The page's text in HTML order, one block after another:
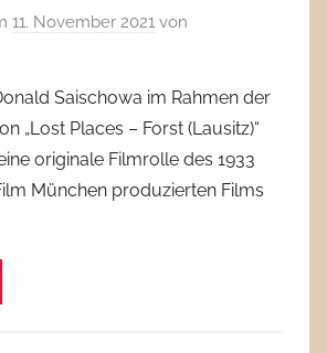
11. November 2021 von
Saischowa im Rahmen der
„Lost Places – Forst (Lausitz)“
originale Filmrolle des 1933
München produzierten Films